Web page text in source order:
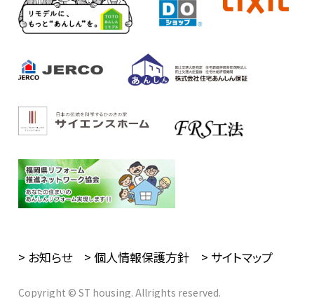
> お知らせ > 個人情報保護方針 > サイトマップ
Copyright © ST housing. Allrights reserved.